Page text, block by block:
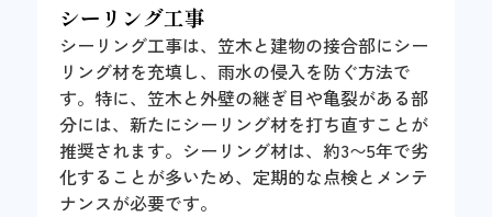
シーリング工事
シーリング工事は、笠木と建物の接合部にシー
リング材を充填し、雨水の侵入を防ぐ方法で
す。特に、笠木と外壁の継ぎ目や亀裂がある部
分には、新たにシーリング材を打ち直すことが
推奨されます。シーリング材は、約3〜5年で劣
化することが多いため、定期的な点検とメンテ
ナンスが必要です。